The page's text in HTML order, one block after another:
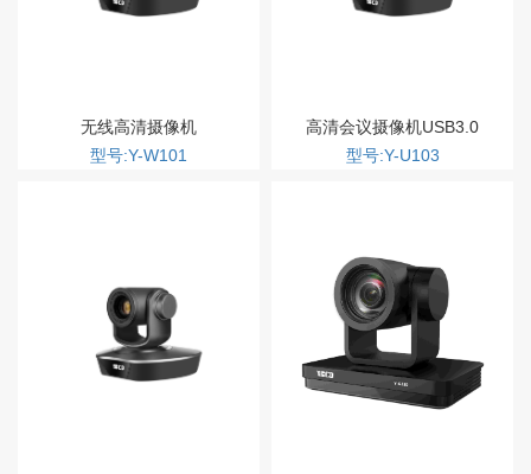
无线高清摄像机
型号:Y-W101
高清会议摄像机USB3.0
型号:Y-U103